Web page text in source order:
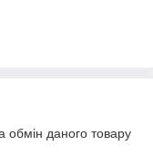
даного товару